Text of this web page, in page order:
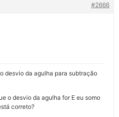
#2666
desvio da agulha para subtração
o desvio da agulha for E eu somo
correto?